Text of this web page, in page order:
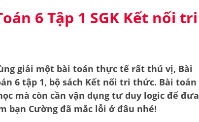
6 Tập 1 SGK Kết nối tri
giải một bài toán thực tế rất thú vị, Bài
6 tập 1, bộ sách Kết nối tri thức. Bài toán
mà còn cần vận dụng tư duy logic để đưa
bạn Cường đã mắc lỗi ở đâu nhé!